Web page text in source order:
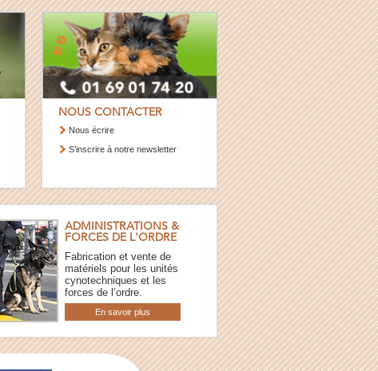
NOUS CONTACTER
Nous écrire
S’inscrire à notre newsletter
ADMINISTRATIONS &
FORCES DE L'ORDRE
Fabrication et vente de
matériels pour les unités
cynotechniques et les
forces de l’ordre.
En savoir plus